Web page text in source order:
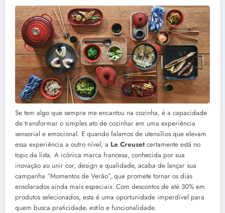
Se tem algo que sempre me encantou na cozinha, é a capacidade
de transformar o simples ato de cozinhar em uma experiência
sensorial e emocional. E quando falamos de utensílios que elevam
essa experiência a outro nível, a Le Creusetcertamente está no
topo da lista. A icônica marca francesa, conhecida por sua
inovação ao unir cor, design e qualidade, acaba de lançar sua
campanha “Momentos de Verão”, que promete tornar os dias
ensolarados ainda mais especiais. Com descontos de até 30% em
produtos selecionados, esta é uma oportunidade imperdível para
quem busca praticidade, estilo e funcionalidade.